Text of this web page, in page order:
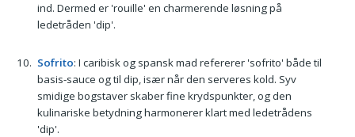
ind. Dermed er 'rouille' en charmerende løsning på
ledetråden 'dip'.
Sofrito: I caribisk og spansk mad refererer 'sofrito' både til
basis-sauce og til dip, især når den serveres kold. Syv
smidige bogstaver skaber fine krydspunkter, og den
kulinariske betydning harmonerer klart med ledetrådens
'dip'.